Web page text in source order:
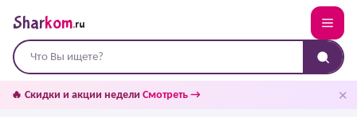
Sharkom.ru
🔥 Скидки и акции недели Смотреть → ✕